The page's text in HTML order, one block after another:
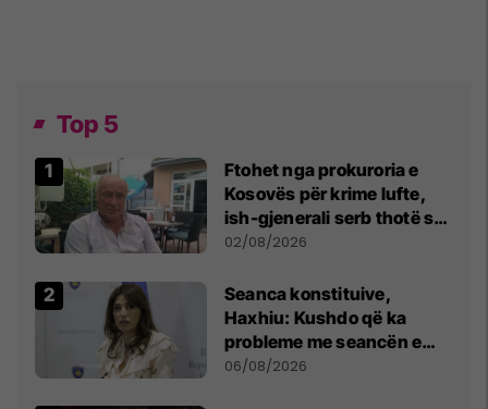
Top 5
Ftohet nga prokuroria e
Kosovës për krime lufte,
ish-gjenerali serb thotë se
dikush e tradhtoi në
02/08/2026
Seanca konstituive,
Haxhiu: Kushdo që ka
probleme me seancën e
sotme e ftoj t’i drejtohet
06/08/2026